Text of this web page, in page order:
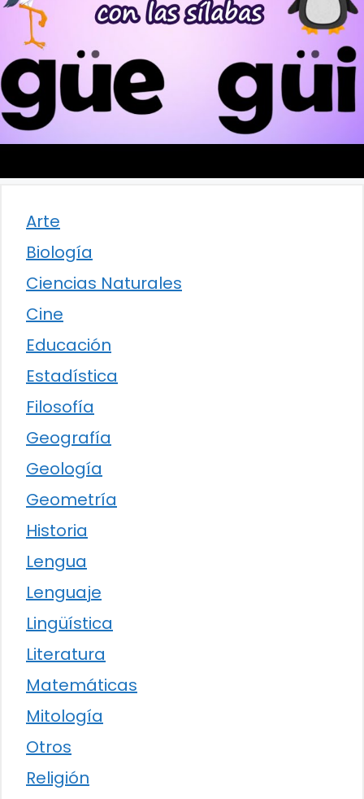
Arte
Biología
Ciencias Naturales
Cine
Educación
Estadística
Filosofía
Geografía
Geología
Geometría
Historia
Lengua
Lenguaje
Lingüística
Literatura
Matemáticas
Mitología
Otros
Religión